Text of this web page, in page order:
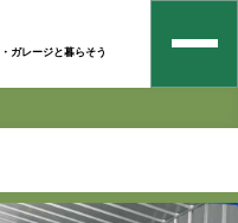
ガレージと暮らそう